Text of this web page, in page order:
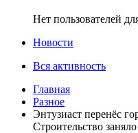
Нет пользователей
Новости
Вся активность
Главная
Разное
Энтузиаст перенёс
Строительство